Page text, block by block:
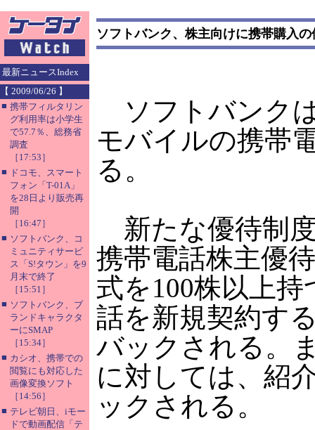
最新ニュースIndex
【 2009/06/26 】
■ 携帯フィルタリン
グ利用率は小学生
で57.7％、総務省
調査
［17:53］
■ ドコモ、スマート
フォン「T-01A」
を28日より販売再
開
［16:47］
■ ソフトバンク、コ
ミュニティサービ
ス「S!タウン」を9
月末で終了
［15:51］
■ ソフトバンク、ブ
ランドキャラクタ
ーにSMAP
［15:34］
■ カシオ、携帯での
閲覧にも対応した
画像変換ソフト
［14:56］
■ テレビ朝日、iモー
ドで動画配信「テ
ソフトバンク、株主向けに携帯購入の
ソフトバンク
モバイルの携帯
る。
新たな優待制
携帯電話株主優
式を100株以上
話を新規契約す
バックされる。
に対しては、紹
ックされる。